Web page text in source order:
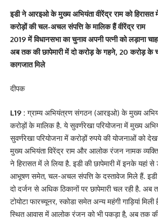
इडी ने आरइओ के मुख्य अभियंता वीरेंद्र राम को हिरासत
करोड़ों की चल-अचल संपत्ति के मालिक हैं वीरेंद्र राम
2019 में विधानसभा का चुनाव अपनी पत्नी को लड़ाना
अब तक की छापेमारी में दो करोड़ के गहने, 20 करोड़
कागजात मिले
दीपक
L19 : ग्राम्य अभियंत्रण संगठन (आरइओ) के मुख्य
करोड़ों के मालिक है. ये सुवर्णरेखा परियोजना में मुख्य
सुवर्णरेखा परियोजना में करोड़ों रुपये की योजनाओं को
मुख्य अभियंता विरेंद्र राम और आलोक रंजन नामक
ने हिरासत में ले लिया है. इडी की छापेमारी में इनके यहां से
आभूषण समेत, चल-अचल संपत्ति के दस्तावेज मिले हैं.
दो दर्जन से अधिक ठिकानों पर छापेमारी चल रही है. अब
टोयोटा फारच्यूनर, स्कोडा समेत अन्य महंगी गाड़ियां
स्थित आवास में आलोक रंजन को भी पकड़ा है, अब तक की